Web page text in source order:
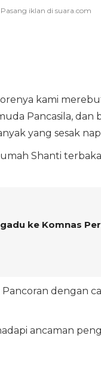
kami
Pancasila, dan
yang sesak
Shanti
ke Komnas
dengan
ancaman